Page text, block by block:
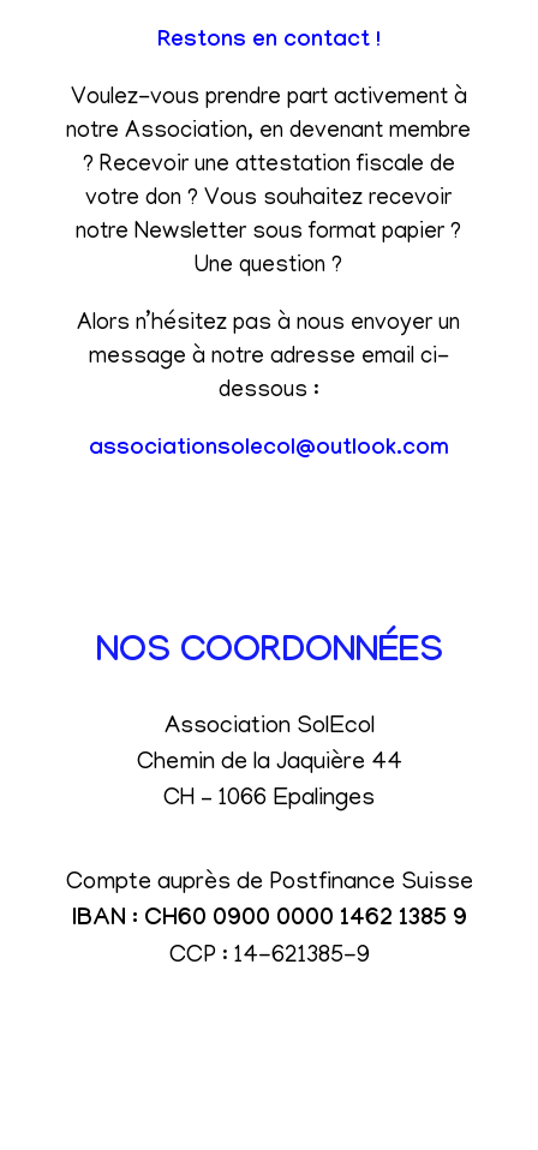
Restons en contact !
Voulez-vous prendre part activement à
notre Association, en devenant membre
? Recevoir une attestation fiscale de
votre don ? Vous souhaitez recevoir
notre Newsletter sous format papier ?
Une question ?
Alors n’hésitez pas à nous envoyer un
message à notre adresse email ci-
dessous :
associationsolecol@outlook.com
NOS COORDONNÉES
Association SolEcol
Chemin de la Jaquière 44
CH – 1066 Epalinges
Compte auprès de Postfinance Suisse
IBAN : CH60 0900 0000 1462 1385 9
CCP : 14-621385-9